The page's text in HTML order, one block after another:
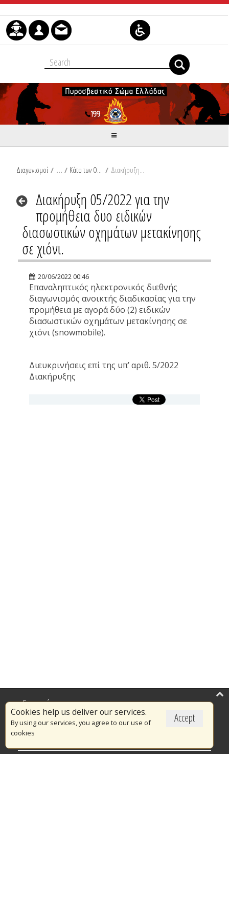
Skip to Content
Διαγωνισμοί / Κάτω των Ορίων / Διακήρυξη 05/2022 για την προμήθεια δυο ειδικών διασωστικών οχημάτων μετακίνησης σε χιόνι.
Διακήρυξη 05/2022 για την
προμήθεια δυο ειδικών
διασωστικών οχημάτων μετακίνησης
σε χιόνι.
20/06/2022 00:46
Eπαναληπτικός ηλεκτρονικός διεθνής
διαγωνισμός ανοικτής διαδικασίας για την
προμήθεια με αγορά δύο (2) ειδικών
διασωστικών οχημάτων μετακίνησης σε
χιόνι (snowmobile).
Διευκρινήσεις επί της υπ’ αριθ. 5/2022
Διακήρυξης
Accept
Cookies help us deliver our services.
By using our services, you agree to our use of
cookies
Επικαιρότητα
Το Πυροσβεστικό Σώμα